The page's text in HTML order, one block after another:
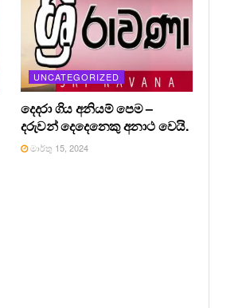
UNCATEGORIZED
දෙදරා ගිය අනියම් පෙම –
දරුවන් දෙදෙනෙකු අනාථ වෙයි.
මාර්තු 15, 2024